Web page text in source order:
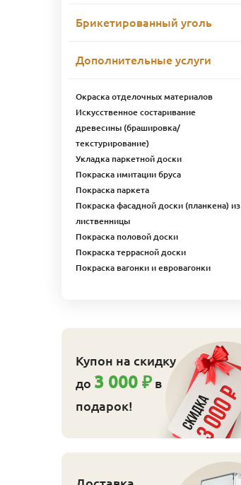
Гвозdeck
Саморез Гвозdeck
3,5х45 (200 шт./уп.)
₽/упак
Брикетированный уголь
Дополнительные услуги
Окраска отделочных материалов
Искусственное состаривание
древесины (брашировка/
текстурирование)
Укладка паркетной доски
Покраска имитации бруса
Покраска паркета
Покраска фасадной доски (планкена) из
лиственницы
Покраска половой доски
Покраска террасной доски
Покраска вагонки и евровагонки
Купон на скидку
до 3 000 ₽ в
подарок!